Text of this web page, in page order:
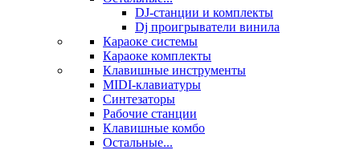
DJ-станции и комплекты
Dj проигрыватели винила
Караоке системы
Караоке комплекты
Клавишные инструменты
MIDI-клавиатуры
Синтезаторы
Рабочие станции
Клавишные комбо
Остальные...